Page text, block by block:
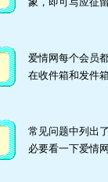
爱情网每个会员
在收件箱和发件
常见问题中列出
必要看一下爱情